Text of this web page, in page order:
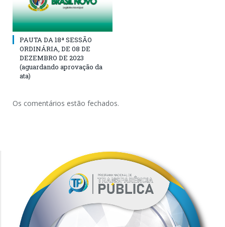
PAUTA DA 18ª SESSÃO
ORDINÁRIA, DE 08 DE
DEZEMBRO DE 2023
(aguardando aprovação da
ata)
Os comentários estão fechados.